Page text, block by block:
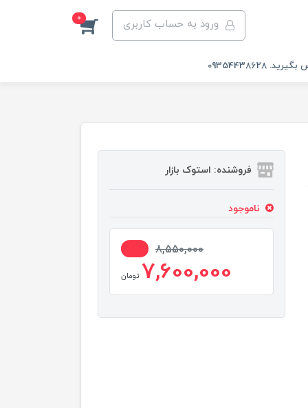
ورود به حساب کاربری 0
فروشنده: استوک بازار
ناموجود
8,550,000
7,600,000 تومان